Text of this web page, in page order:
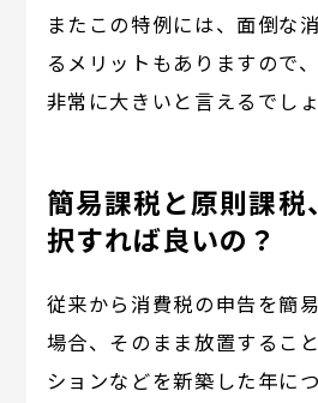
またこの特例には、面倒な
るメリットもありますので
非常に大きいと言えるでしょ
簡易課税と原則課税
択すれば良いの？
従来から消費税の申告を簡
場合、そのまま放置するこ
ションなどを新築した年に